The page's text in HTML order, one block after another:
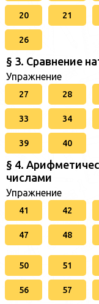
20 21
26
§ 3. Сравнение
Упражнение
27 28
33 34
39 40
§ 4.
числами
Упражнение
41 42
47 48
50 51
56 57